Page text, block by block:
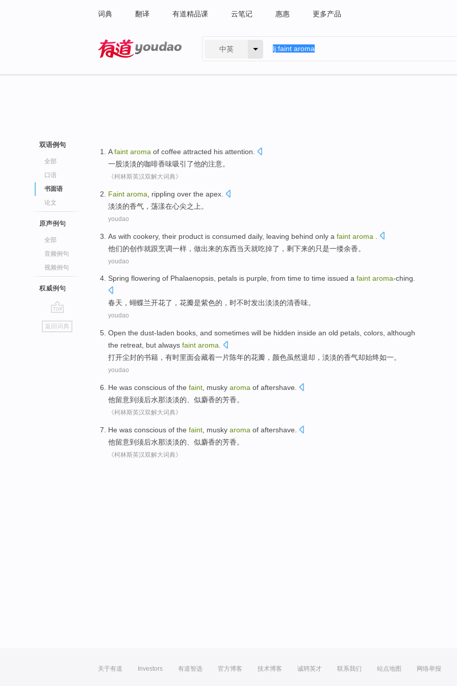
词典 翻译 有道精品课 云笔记 惠惠 更多产品
中英
双语例句
全部
口语
书面语
论文
原声例句
全部
音频例句
视频例句
权威例句
go
top
返回词典
A faint aroma of coffee attracted his attention
一股淡淡的咖啡香味吸引了他的注意。
《柯林斯英汉双解大词典》
Faint aroma rippling over the apex
淡淡的香气 ， 荡漾在心尖之上 。
youdao
As with cookery, their product is consumed daily, leaving behind only a faint aroma
他们的创作就跟烹调一样，做出来的东西当天就吃掉了 ， 剩下来的只是一缕余香。
youdao
Spring flowering of Phalaenopsis, petals is purple, from time to time issued a faint aroma-ching.
春天 ， 蝴蝶兰开花了， 花瓣是紫色的 ，时不时发出淡淡的清香味。
youdao
Open the dust-laden books , and sometimes will be hidden inside an old petals colors although
the retreat but always faint aroma
打开尘封的书籍 ， 有时里面会藏着一片陈年的花瓣 ， 颜色虽然退却 ， 淡淡的香气却始终如一。
youdao
He was conscious of the faint musky aroma of aftershave.
他留意到须后水那淡淡的、 似麝香的芳香。
《柯林斯英汉双解大词典》
He was conscious of the faint musky aroma of aftershave.
他留意到须后水那淡淡的、 似麝香的芳香。
《柯林斯英汉双解大词典》
关于有道 Investors 有道智选 官方博客 技术博客 诚聘英才 联系我们 站点地图 网络举报